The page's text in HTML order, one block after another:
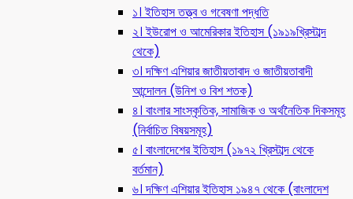
১। ইতিহাস তত্ত্ব ও গবেষণা পদ্ধতি
২। ইউরোপ ও আমেরিকার ইতিহাস (১৯১৯খ্রিস্টাব্দ
থেকে)
৩। দক্ষিণ এশিয়ার জাতীয়তাবাদ ও জাতীয়তাবাদী
আন্দোলন (উনিশ ও বিশ শতক)
৪। বাংলার সাংস্কৃতিক, সামাজিক ও অর্থনৈতিক দিকসমূহ
(নির্বাচিত বিষয়সমূহ)
৫। বাংলাদেশের ইতিহাস (১৯৭২ খ্রিস্টাব্দ থেকে
বর্তমান)
৬। দক্ষিণ এশিয়ার ইতিহাস ১৯৪৭ থেকে (বাংলাদেশ